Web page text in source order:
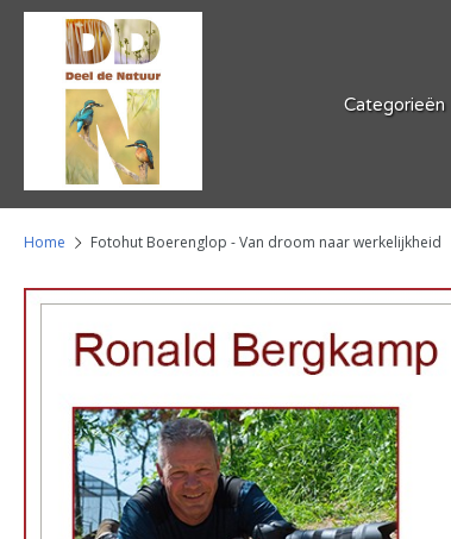
Categorieën
Home Fotohut Boerenglop - Van droom naar werkelijkheid